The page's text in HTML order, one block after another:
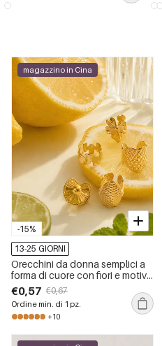
-15%
magazzino in Cina
13-25 GIORNI
Orecchini da donna semplici a
forma di cuore con fiori e motivi
geometrici, in acciaio
inossidabile impermeabile color
oro.
€0,57 €0,67
Ordine min. di 1 pz.
+10